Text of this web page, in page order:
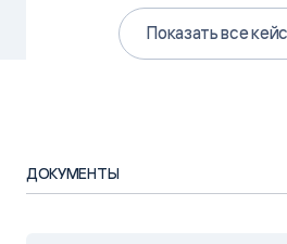
Миграция с Sharepoint: замена
Показать все
ДОКУМЕНТЫ